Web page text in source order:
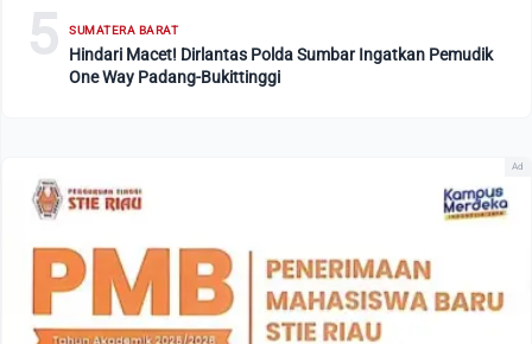
5 SUMATERA BARAT
Hindari Macet! Dirlantas Polda Sumbar Ingatkan Pemudik
One Way Padang-Bukittinggi
Ad